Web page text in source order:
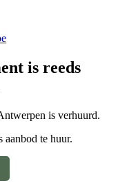
is reeds
is verhuurd.
aanbod te huur.